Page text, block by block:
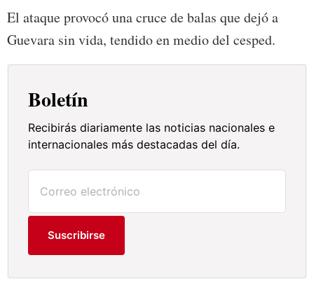
El ataque provocó una cruce de balas que dejó a
Guevara sin vida, tendido en medio del cesped.
Boletín
Recibirás diariamente las noticias nacionales e
internacionales más destacadas del día.
Suscribirse